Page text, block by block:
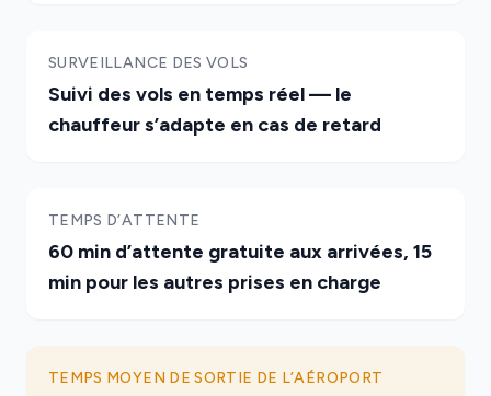
SURVEILLANCE DES VOLS
Suivi des vols en temps réel — le
chauffeur s’adapte en cas de retard
TEMPS D’ATTENTE
60 min d’attente gratuite aux arrivées, 15
min pour les autres prises en charge
TEMPS MOYEN DE SORTIE DE L’AÉROPORT